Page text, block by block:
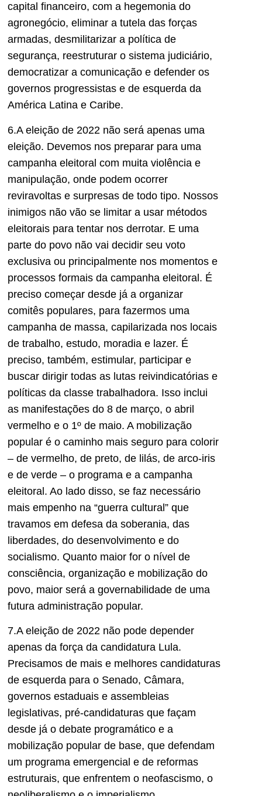
capital financeiro, com a hegemonia do
agronegócio, eliminar a tutela das forças
armadas, desmilitarizar a política de
segurança, reestruturar o sistema judiciário,
democratizar a comunicação e defender os
governos progressistas e de esquerda da
América Latina e Caribe.
6.A eleição de 2022 não será apenas uma
eleição. Devemos nos preparar para uma
campanha eleitoral com muita violência e
manipulação, onde podem ocorrer
reviravoltas e surpresas de todo tipo. Nossos
inimigos não vão se limitar a usar métodos
eleitorais para tentar nos derrotar. E uma
parte do povo não vai decidir seu voto
exclusiva ou principalmente nos momentos e
processos formais da campanha eleitoral. É
preciso começar desde já a organizar
comitês populares, para fazermos uma
campanha de massa, capilarizada nos locais
de trabalho, estudo, moradia e lazer. É
preciso, também, estimular, participar e
buscar dirigir todas as lutas reivindicatórias e
políticas da classe trabalhadora. Isso inclui
as manifestações do 8 de março, o abril
vermelho e o 1º de maio. A mobilização
popular é o caminho mais seguro para colorir
– de vermelho, de preto, de lilás, de arco-iris
e de verde – o programa e a campanha
eleitoral. Ao lado disso, se faz necessário
mais empenho na “guerra cultural” que
travamos em defesa da soberania, das
liberdades, do desenvolvimento e do
socialismo. Quanto maior for o nível de
consciência, organização e mobilização do
povo, maior será a governabilidade de uma
futura administração popular.
7.A eleição de 2022 não pode depender
apenas da força da candidatura Lula.
Precisamos de mais e melhores candidaturas
de esquerda para o Senado, Câmara,
governos estaduais e assembleias
legislativas, pré-candidaturas que façam
desde já o debate programático e a
mobilização popular de base, que defendam
um programa emergencial e de reformas
estruturais, que enfrentem o neofascismo, o